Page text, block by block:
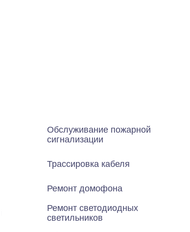
Обслуживание пожарной
сигнализации
Трассировка кабеля
Ремонт домофона
Ремонт светодиодных
светильников